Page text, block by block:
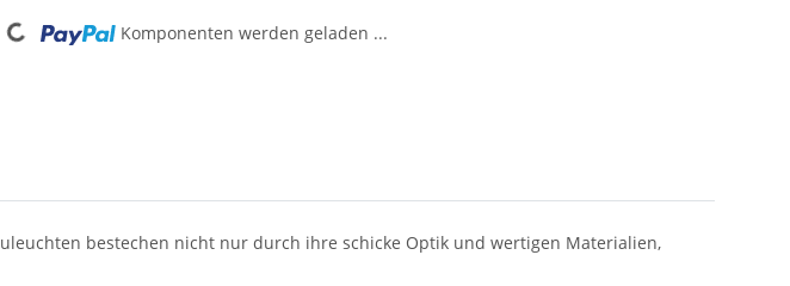
Komponenten werden geladen ...
bestechen nicht nur durch ihre schicke Optik und wertigen Materialien,